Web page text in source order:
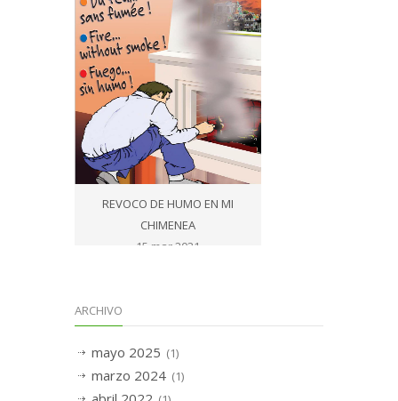
REVOCO DE HUMO EN MI
CHIMENEA
15 mar 2021
ARCHIVO
mayo 2025 (1)
marzo 2024 (1)